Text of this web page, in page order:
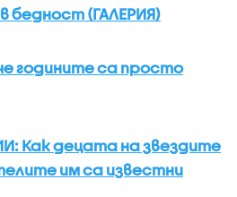
бедност (ГАЛЕРИЯ)
годините са просто
Как децата на звездите
им са известни